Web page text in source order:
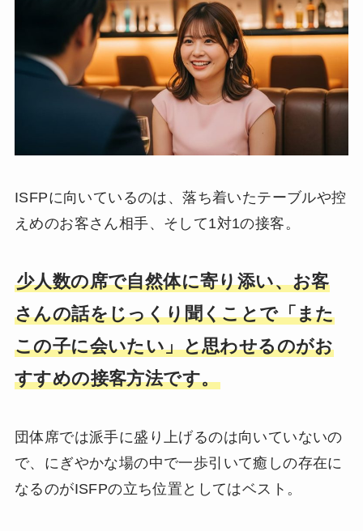
ISFPに向いているのは、落ち着いたテーブルや控
えめのお客さん相手、そして1対1の接客。
少人数の席で自然体に寄り添い、お客
さんの話をじっくり聞くことで「また
この子に会いたい」と思わせるのがお
すすめの接客方法です。
団体席では派手に盛り上げるのは向いていないの
で、にぎやかな場の中で一歩引いて癒しの存在に
なるのがISFPの立ち位置としてはベスト。